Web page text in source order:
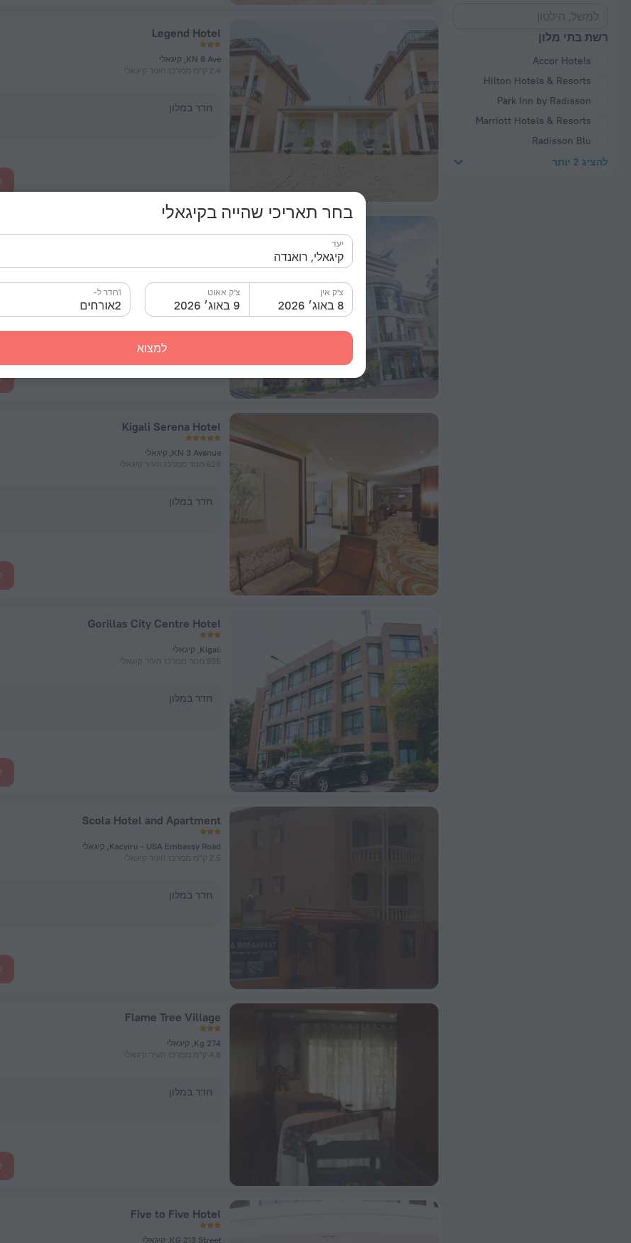
בחר תאריכי שהייה בקיגאלי
יעד
8 באוג׳ 2026
צ'ק אין
9 באוג׳ 2026
צ'ק אאוט
2אורחים
1חדר ל-
למצוא
רשת בתי מלון
Accor Hotels
Hilton Hotels & Resorts
Park Inn by Radisson
Marriott Hotels & Resorts
Radisson Blu
להציג 2 יותר
Legend Hotel
KN 8 Ave, קיגאלי
2.4 ק"מ ממרכז העיר קיגאלי
חדר במלון
1.1 ק"מ ממרכז העיר קיגאלי
חדר במלון
Kigali Serena Hotel
KN 3 Avenue, קיגאלי
629 מטר ממרכז העיר קיגאלי
חדר במלון
Gorillas City Centre Hotel
Kigali, קיגאלי
935 מטר ממרכז העיר קיגאלי
חדר במלון
Scola Hotel and Apartment
Kacyiru - USA Embassy Road, קיגאלי
2.5 ק"מ ממרכז העיר קיגאלי
חדר במלון
Flame Tree Village
Kg 274, קיגאלי
4.8 ק"מ ממרכז העיר קיגאלי
חדר במלון
Five to Five Hotel
KG 213 Street, קיגאלי